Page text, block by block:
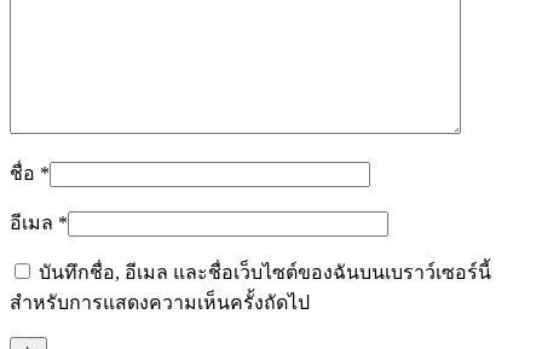
ชื่อ *
อีเมล *
บันทึกชื่อ, อีเมล และชื่อเว็บไซต์ของฉันบนเบราว์เซอร์นี้
สำหรับการแสดงความเห็นครั้งถัดไป